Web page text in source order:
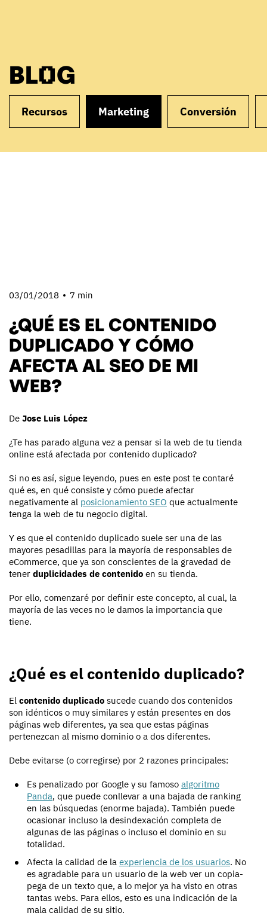
BLOG
Recursos Marketing Conversión
03/01/2018 7 min
¿QUÉ ES EL CONTENIDO
DUPLICADO Y CÓMO
AFECTA AL SEO DE MI
WEB?
De Jose Luis López
¿Te has parado alguna vez a pensar si la web de tu tienda
online está afectada por contenido duplicado?
Si no es así, sigue leyendo, pues en este post te contaré
qué es, en qué consiste y cómo puede afectar
negativamente al posicionamiento SEO que actualmente
tenga la web de tu negocio digital.
Y es que el contenido duplicado suele ser una de las
mayores pesadillas para la mayoría de responsables de
eCommerce, que ya son conscientes de la gravedad de
tener duplicidades de contenido en su tienda.
Por ello, comenzaré por definir este concepto, al cual, la
mayoría de las veces no le damos la importancia que
tiene.
¿Qué es el contenido duplicado?
El contenido duplicado sucede cuando dos contenidos
son idénticos o muy similares y están presentes en dos
páginas web diferentes, ya sea que estas páginas
pertenezcan al mismo dominio o a dos diferentes.
Debe evitarse (o corregirse) por 2 razones principales:
Es penalizado por Google y su famoso algoritmo
Panda, que puede conllevar a una bajada de ranking
en las búsquedas (enorme bajada). También puede
ocasionar incluso la desindexación completa de
algunas de las páginas o incluso el dominio en su
totalidad.
Afecta la calidad de la experiencia de los usuarios. No
es agradable para un usuario de la web ver un copia-
pega de un texto que, a lo mejor ya ha visto en otras
tantas webs. Para ellos, esto es una indicación de la
mala calidad de su sitio.